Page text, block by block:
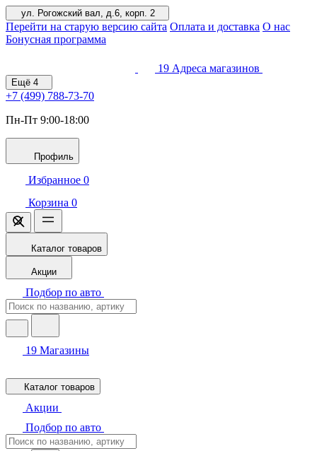
ул. Рогожский вал, д.6, корп. 2
Перейти на старую версию сайта Оплата и доставка О нас
Бонусная программа
19 Адреса магазинов
Ещё 4
+7 (499) 788-73-70
Пн-Пт 9:00-18:00
Профиль
Избранное 0
Корзина 0
Каталог товаров
Акции
Подбор по авто
19 Магазины
Каталог товаров
Акции
Подбор по авто